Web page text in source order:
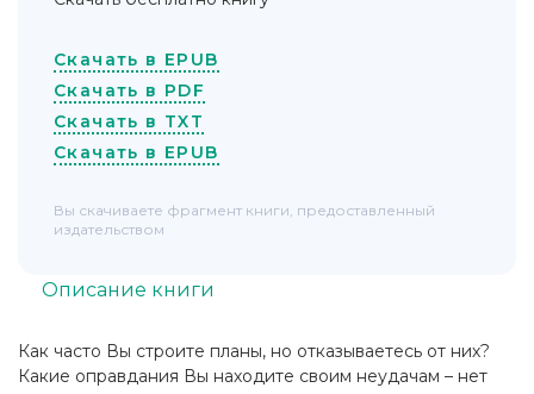
Как часто Вы строите планы, но отказываетесь от них?
Какие оправдания Вы находите своим неудачам – нет
Описание книги
Скачать в EPUB
Скачать в PDF
Скачать в TXT
Скачать в EPUB
Вы скачиваете фрагмент книги, предоставленный
издательством